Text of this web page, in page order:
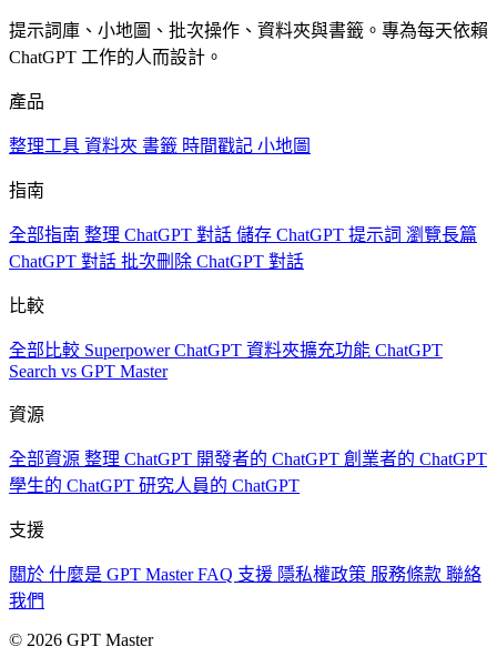
提示詞庫、小地圖、批次操作、資料夾與書籤。專為每天依賴
ChatGPT 工作的人而設計。
產品
整理工具 資料夾 書籤 時間戳記 小地圖
指南
全部指南 整理 ChatGPT 對話 儲存 ChatGPT 提示詞 瀏覽長篇
ChatGPT 對話 批次刪除 ChatGPT 對話
比較
全部比較 Superpower ChatGPT 資料夾擴充功能 ChatGPT
Search vs GPT Master
資源
全部資源 整理 ChatGPT 開發者的 ChatGPT 創業者的 ChatGPT
學生的 ChatGPT 研究人員的 ChatGPT
支援
關於 什麼是 GPT MasterFAQ 支援 隱私權政策 服務條款 聯絡
我們
© 2026 GPT Master